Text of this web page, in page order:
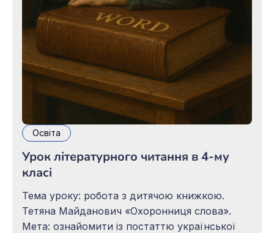
Освіта
Урок літературного читання в 4-му
класі
Тема уроку: робота з дитячою книжкою.
Тетяна Майданович «Охоронниця слова».
Мета: ознайомити із постаттю української